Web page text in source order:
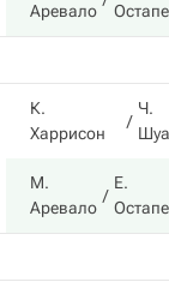
Аревало
К.
Харрисон
Ч.
М.
Аревало
Е.